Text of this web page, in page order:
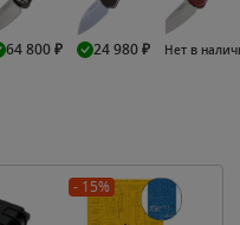
64 800₽ 24 980₽ Нет в
- 15%